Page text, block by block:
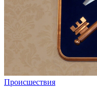
Происшествия